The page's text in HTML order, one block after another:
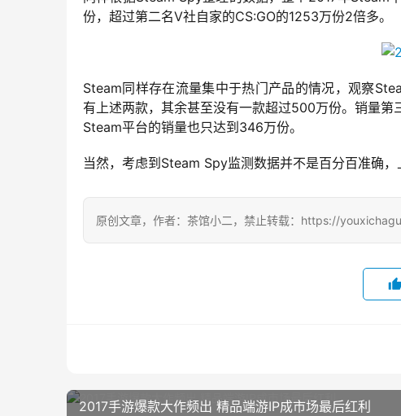
份，超过第二名V社自家的CS:GO的1253万份2倍多。
Steam同样存在流量集中于热门产品的情况，观察
有上述两款，其余甚至没有一款超过500万份。销量
Steam平台的销量也只达到346万份。
当然，考虑到Steam Spy监测数据并不是百分百准确
原创文章，作者：茶馆小二，禁止转载：https://
2017手游爆款大作频出 精品端游IP成市场最后红利